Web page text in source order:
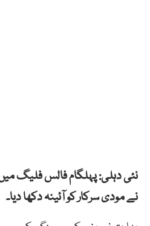
نئی دہلی: پہلگام فالس فلیگ میں
نے مودی سرکار کو آئینہ دکھا دیا۔